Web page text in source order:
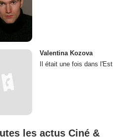
Valentina Kozova
Il était une fois dans l'Est
les actus Ciné &